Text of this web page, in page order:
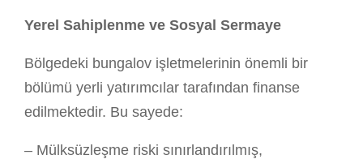
Yerel Sahiplenme ve Sosyal Sermaye
Bölgedeki bungalov işletmelerinin önemli bir
bölümü yerli yatırımcılar tarafından finanse
edilmektedir. Bu sayede:
– Mülksüzleşme riski sınırlandırılmış,